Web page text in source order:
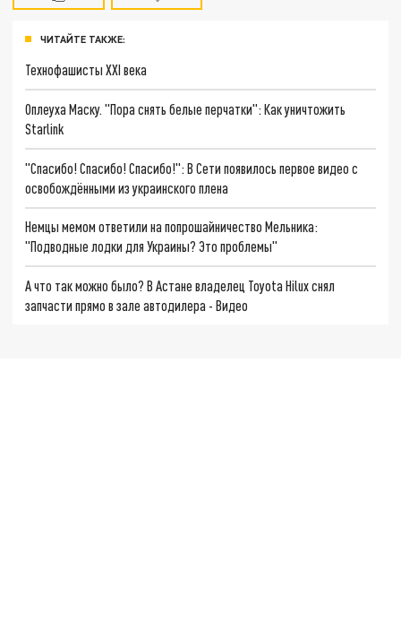
ЧИТАЙТЕ ТАКЖЕ:
Технофашисты XXI века
Оплеуха Маску. "Пора снять белые перчатки": Как уничтожить
Starlink
"Спасибо! Спасибо! Спасибо!": В Сети появилось первое видео с
освобождёнными из украинского плена
Немцы мемом ответили на попрошайничество Мельника:
"Подводные лодки для Украины? Это проблемы"
А что так можно было? В Астане владелец Toyota Hilux снял
запчасти прямо в зале автодилера - Видео